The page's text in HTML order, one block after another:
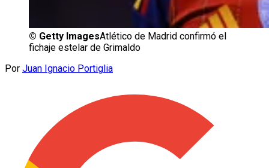
© Getty ImagesAtlético de Madrid confirmó el
fichaje estelar de Grimaldo
Por Juan Ignacio Portiglia